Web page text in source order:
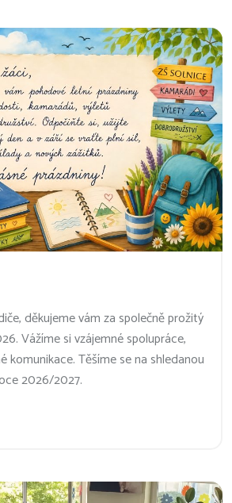
děkujeme vám za společně prožitý
Vážíme si vzájemné spolupráce,
komunikace. Těšíme se na shledanou
2026/2027.